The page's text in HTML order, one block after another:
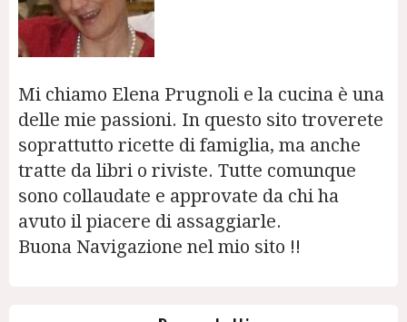
Mi chiamo Elena Prugnoli e la cucina è una
delle mie passioni. In questo sito troverete
soprattutto ricette di famiglia, ma anche
tratte da libri o riviste. Tutte comunque
sono collaudate e approvate da chi ha
avuto il piacere di assaggiarle.
Buona Navigazione nel mio sito !!